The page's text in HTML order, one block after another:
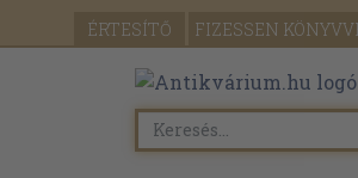
ÉRTESÍTŐ FIZESSEN